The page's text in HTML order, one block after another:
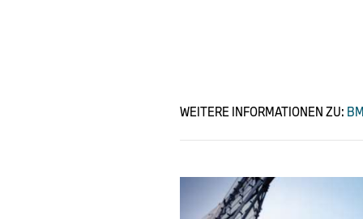
WEITERE INFORMATIONEN ZU: